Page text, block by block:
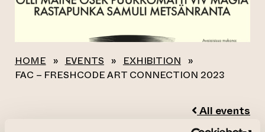
HOME » EVENTS » EXHIBITION »
FAC – FRESHCODE ART CONNECTION 2023
All events